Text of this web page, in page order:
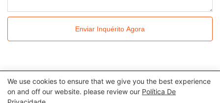
Enviar Inquérito Agora
Todos os direitos reservados © 2024 Kingkonree International
We use cookies to ensure that we give you the best experience
on and off our website. please review our Política De